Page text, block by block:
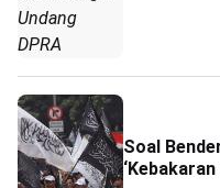
Undang
DPRA
Soal